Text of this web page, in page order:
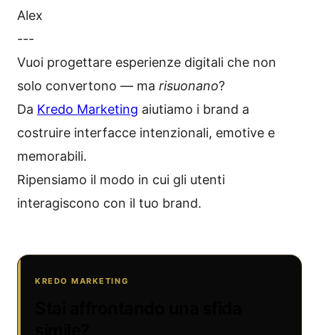
Alex
---
Vuoi progettare esperienze digitali che non
solo convertono — ma risuonano?
Da Kredo Marketing aiutiamo i brand a
costruire interfacce intenzionali, emotive e
memorabili.
Ripensiamo il modo in cui gli utenti
interagiscono con il tuo brand.
KREDO MARKETING